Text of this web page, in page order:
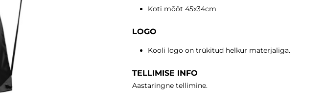
Koti mõõt 45x34cm
LOGO
Kooli logo on trükitud helkur materjaliga.
TELLIMISE INFO
Aastaringne tellimine.